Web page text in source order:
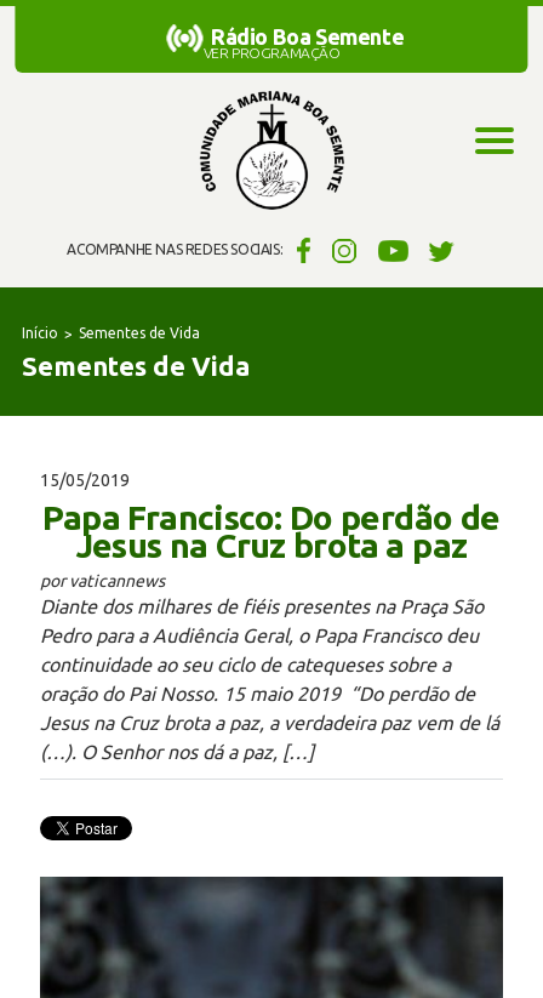
ACOMPANHE NAS REDES SOCIAIS:
Rádio Boa Semente
Rádio Boa Semente
VER PROGRAMAÇÃO
Início Sementes de Vida
Sementes de Vida
15/05/2019
Papa Francisco: Do perdão de
Jesus na Cruz brota a paz
por vaticannews
Diante dos milhares de fiéis presentes na Praça São
Pedro para a Audiência Geral, o Papa Francisco deu
continuidade ao seu ciclo de catequeses sobre a
oração do Pai Nosso. 15 maio 2019 “Do perdão de
Jesus na Cruz brota a paz, a verdadeira paz vem de lá
(…). O Senhor nos dá a paz, […]